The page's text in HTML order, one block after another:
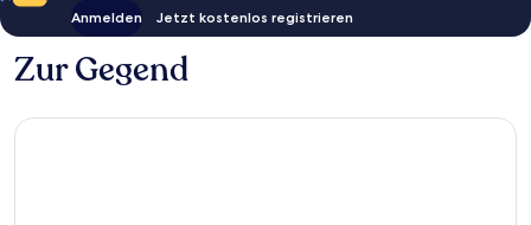
Anmelden Jetzt kostenlos registrieren
Zur Gegend